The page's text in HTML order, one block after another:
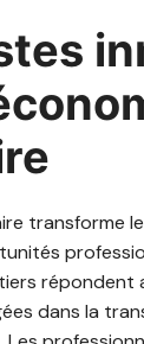
transforme
répondent
dans la